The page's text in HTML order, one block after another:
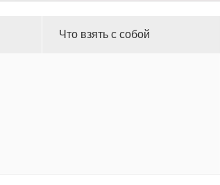
Что взять с собой